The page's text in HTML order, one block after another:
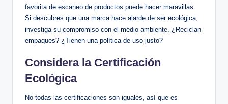
favorita de escaneo de productos puede hacer maravillas.
Si descubres que una marca hace alarde de ser ecológica,
investiga su compromiso con el medio ambiente. ¿Reciclan
empaques? ¿Tienen una política de uso justo?
Considera la Certificación
Ecológica
No todas las certificaciones son iguales, así que es